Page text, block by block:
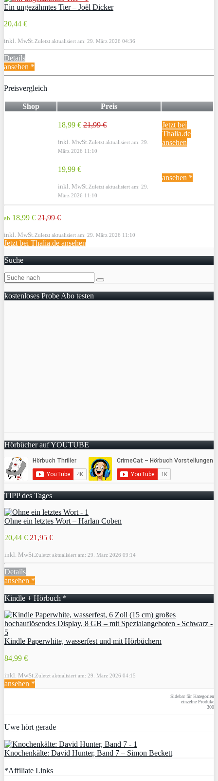
Ein ungezähmtes Tier – Joël Dicker
20,44 €
inkl. MwSt. Zuletzt aktualisiert am: 29. März 2026 04:36
Details
ansehen *
Preisvergleich
Shop Preis
18,99 € 21,99 €
inkl. MwSt. Zuletzt aktualisiert am: 29.
März 2026 11:10
Jetzt bei
Thalia.de
ansehen
19,99 €
inkl. MwSt. Zuletzt aktualisiert am: 29.
März 2026 11:10
ansehen *
ab 18,99 € 21,99 €
inkl. MwSt. Zuletzt aktualisiert am: 29. März 2026 11:10
Jetzt bei Thalia.de ansehen
Suche
kostenloses Probe Abo testen
Hörbücher auf YOUTUBE
TIPP des Tages
Ohne ein letztes Wort – Harlan Coben
20,44 € 21,95 €
inkl. MwSt. Zuletzt aktualisiert am: 29. März 2026 09:14
Details
ansehen *
Kindle + Hörbuch *
Kindle Paperwhite, wasserfest und mit Hörbüchern
84,99 €
inkl. MwSt. Zuletzt aktualisiert am: 29. März 2026 04:15
ansehen *
Sidebar für Kategorien
einzelne Produke
300
Uwe hört gerade
Knochenkälte: David Hunter, Band 7 – Simon Beckett
*Affiliate Links